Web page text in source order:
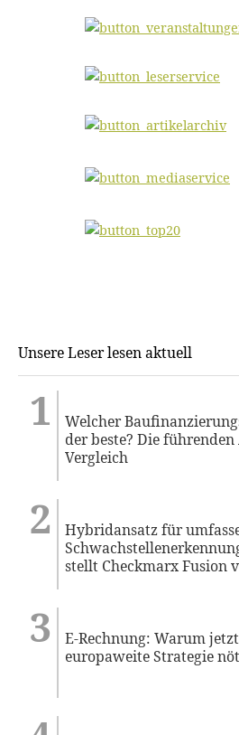
Unsere Leser lesen aktuell
Welcher
der beste? Die
Vergleich
Hybridansatz für
stellt Checkmarx Fusion
E-Rechnung: Warum
europaweite Strategie